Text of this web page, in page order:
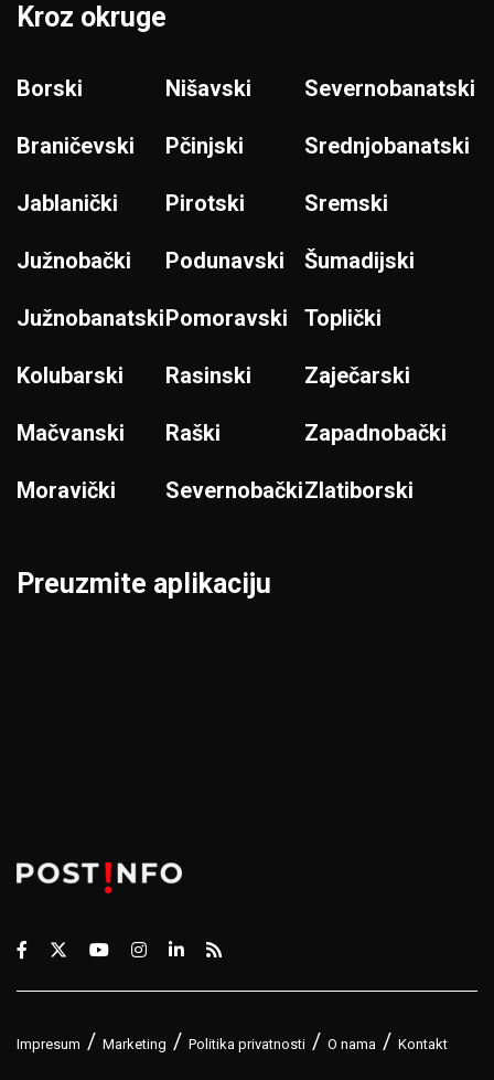
Kroz okruge
Borski
Braničevski
Jablanički
Južnobački
Južnobanatski
Kolubarski
Mačvanski
Moravički
Nišavski
Pčinjski
Pirotski
Podunavski
Pomoravski
Rasinski
Raški
Severnobački
Severnobanatski
Srednjobanatski
Sremski
Šumadijski
Toplički
Zaječarski
Zapadnobački
Zlatiborski
Preuzmite aplikaciju
Impresum Marketing Politika privatnosti O nama Kontakt